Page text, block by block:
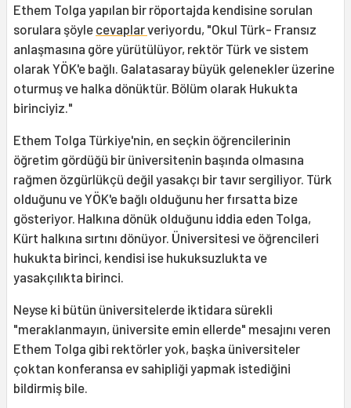
Ethem Tolga yapılan bir röportajda kendisine sorulan
sorulara şöyle cevaplarveriyordu, "Okul Türk- Fransız
anlaşmasına göre yürütülüyor, rektör Türk ve sistem
olarak YÖK'e bağlı. Galatasaray büyük gelenekler üzerine
oturmuş ve halka dönüktür. Bölüm olarak Hukukta
birinciyiz."
Ethem Tolga Türkiye'nin, en seçkin öğrencilerinin
öğretim gördüğü bir üniversitenin başında olmasına
rağmen özgürlükçü değil yasakçı bir tavır sergiliyor. Türk
olduğunu ve YÖK'e bağlı olduğunu her fırsatta bize
gösteriyor. Halkına dönük olduğunu iddia eden Tolga,
Kürt halkına sırtını dönüyor. Üniversitesi ve öğrencileri
hukukta birinci, kendisi ise hukuksuzlukta ve
yasakçılıkta birinci.
Neyse ki bütün üniversitelerde iktidara sürekli
"meraklanmayın, üniversite emin ellerde" mesajını veren
Ethem Tolga gibi rektörler yok, başka üniversiteler
çoktan konferansa ev sahipliği yapmak istediğini
bildirmiş bile.